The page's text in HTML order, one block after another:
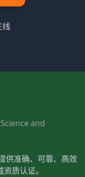
线
and
供准确、可靠、高效
质认证。